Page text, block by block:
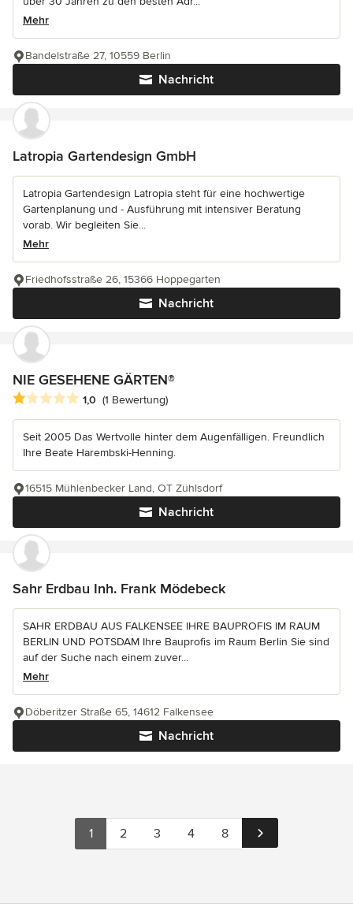
Mehr
Nachricht
Bandelstraße 27, 10559 Berlin
Latropia Gartendesign GmbH
Latropia Gartendesign Latropia steht für eine hochwertige
Gartenplanung und - Ausführung mit intensiver Beratung
vorab. Wir begleiten Sie...
Mehr
Nachricht
Friedhofsstraße 26, 15366 Hoppegarten
NIE GESEHENE GÄRTEN®
Durchschnittliche Bewertung: 1 von 5 Sternen
1,0 (1 Bewertung)
Seit 2005 Das Wertvolle hinter dem Augenfälligen. Freundlich
Ihre Beate Harembski-Henning.
Nachricht
16515 Mühlenbecker Land, OT Zühlsdorf
Sahr Erdbau Inh. Frank Mödebeck
SAHR ERDBAU AUS FALKENSEE IHRE BAUPROFIS IM RAUM
BERLIN UND POTSDAM Ihre Bauprofis im Raum Berlin Sie sind
auf der Suche nach einem zuver...
Mehr
Nachricht
Döberitzer Straße 65, 14612 Falkensee
1 2 3 4 8